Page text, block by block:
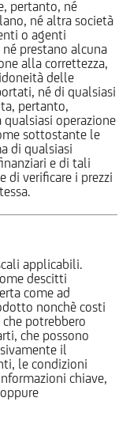
pertanto, né
né altra società
o agenti
prestano alcuna
alla correttezza,
delle
né di qualsiasi
pertanto,
operazione
sottostante le
di qualsiasi
e di tali
di verificare i prezzi
applicabili.
descitti
come ad
nonchè costi
potrebbero
che possono
il
le condizioni
chiave,
oppure